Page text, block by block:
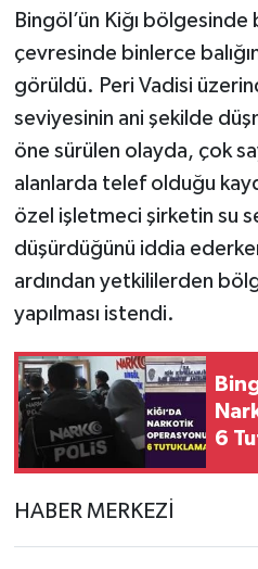
Bingöl’ün Kiğı bölgesinde
çevresinde binlerce
görüldü. Peri Vadisi
seviyesinin ani şekilde
öne sürülen olayda, çok
alanlarda telef olduğu
özel işletmeci şirketin su
düşürdüğünü iddia
ardından yetkililerden
yapılması istendi.
6
HABER MERKEZİ
YEDİSU